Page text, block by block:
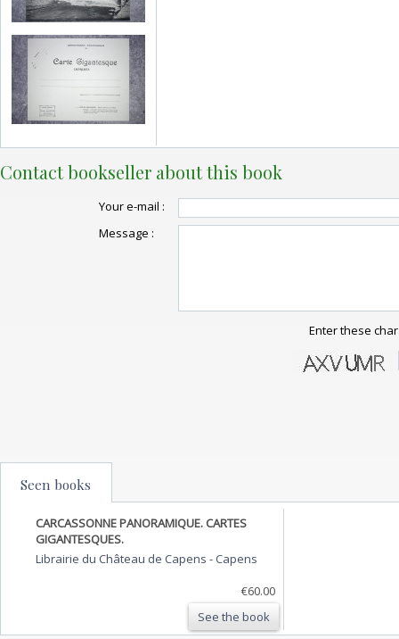
Contact bookseller about this book
Your e-mail :
Message :
Enter these
Seen books
CARCASSONNE PANORAMIQUE. CARTES
GIGANTESQUES.
Librairie du Château de Capens - Capens
€60.00
See the book